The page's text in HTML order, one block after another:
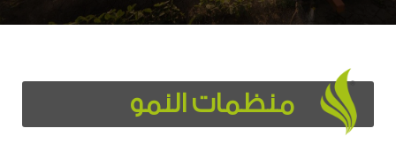
منظمات النمو